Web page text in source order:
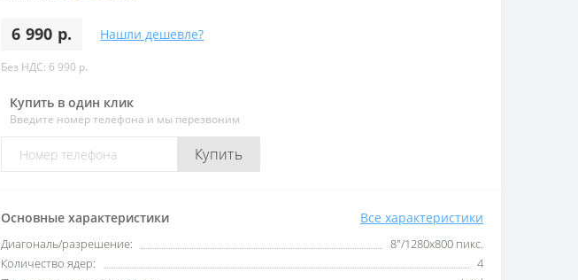
6 990 р. Нашли дешевле?
Без НДС: 6 990 р.
Купить в один клик
Введите номер телефона и мы перезвоним
Купить
Основные характеристики Все характеристики
Диагональ/разрешение:
8"/1280x800 пикс.
Количество ядер:
4